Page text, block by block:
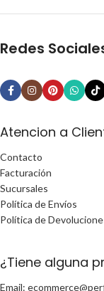
Redes
Atencion a
Contacto
Facturación
Sucursales
Política de Envíos
Política de
¿Tiene alguna
Email: